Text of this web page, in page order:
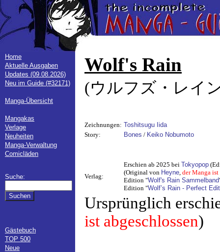
Home
Aktuelle Ausgaben
Updates (09.08.2026)
Neu im Guide (#32171)
Manga-Übersicht
Mangakas
Verlage
Neuheiten
Manga-Verwaltung
Comicläden
Suche:
Gästebuch
TOP 500
Neue
Wolf's Rain
(ウルフズ・レイ
Zeichnungen: Toshitsugu Iida
Story:
Bones / Keiko Nobumoto
Verlag:
Erschien ab 2025 bei Tokyopop
(Original von Heyne, der Manga ist
Edition "Wolf's Rain Sammelband
Edition "Wolf’s Rain - Perfect
Ursprünglich
ist abgeschlossen)